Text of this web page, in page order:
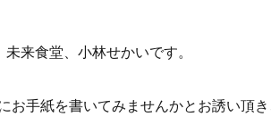
来食堂、小林せかいです。
お手紙を書いてみませんかとお誘い頂